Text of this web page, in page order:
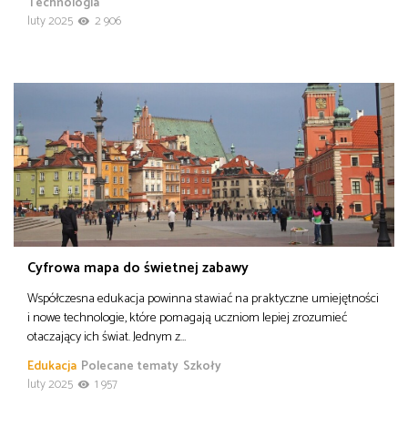
luty 2025
2 906
Cyfrowa mapa do świetnej zabawy
Współczesna edukacja powinna stawiać na praktyczne umiejętności
i nowe technologie, które pomagają uczniom lepiej zrozumieć
otaczający ich świat. Jednym z…
Edukacja Polecane tematy Szkoły
luty 2025
1 957